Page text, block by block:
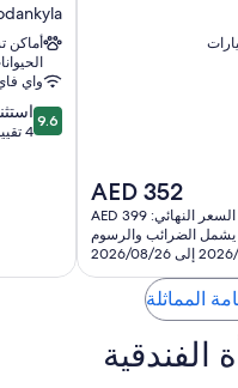
يوميًا، ومكاتب
السعر
الحالي
هو
AED
352
AED 352
السعر النهائي: AED 399
يشمل الضرائب والرسوم
فيليدج
واي
9.6
من
9.6
4 تقييمات
المماثلة
الفندقية